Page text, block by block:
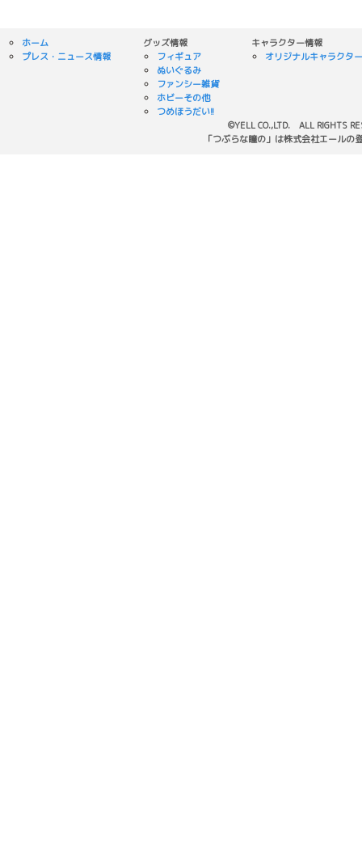
ホーム
プレス・ニュース情報
グッズ情報
フィギュア
ぬいぐるみ
ファンシー雑貨
ホビーその他
つめほうだい!!
キャラクター情報
オリジナルキャラクター
©YELL CO.,LTD. ALL RIGHTS
「つぶらな瞳の」は株式会社エールの